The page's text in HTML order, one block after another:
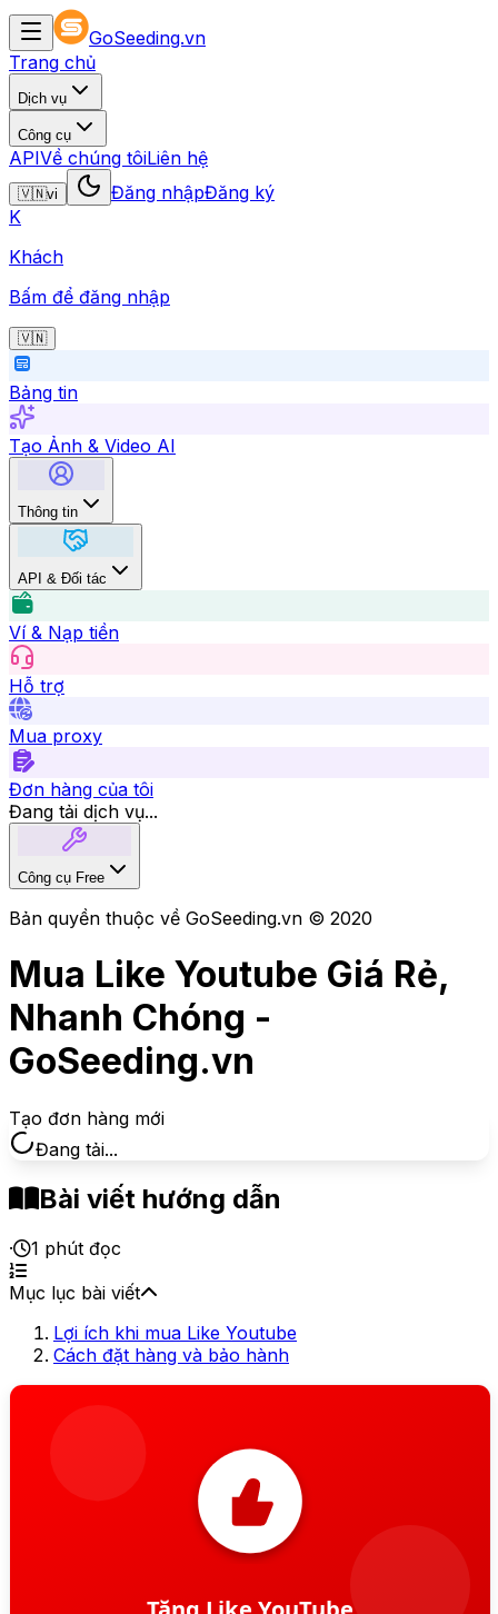
GoSeeding.vn
Trang chủ
Dịch vụ
Công cụ
APIVề chúng tôiLiên hệ
🇻🇳vi Đăng nhậpĐăng ký
K
Khách
Bấm để đăng nhập
🇻🇳
Bảng tin
Tạo Ảnh & Video AI
Thông tin
API & Đối tác
Ví & Nạp tiền
Hỗ trợ
Mua proxy
Đơn hàng của tôi
Đang tải dịch vụ...
Công cụ Free
Bản quyền thuộc về GoSeeding.vn © 2020
Mua Like Youtube Giá Rẻ,
Nhanh Chóng -
GoSeeding.vn
Tạo đơn hàng mới
Đang tải...
Bài viết hướng dẫn
· 1 phút đọc
Mục lục bài viết
Lợi ích khi mua Like Youtube
Cách đặt hàng và bảo hành